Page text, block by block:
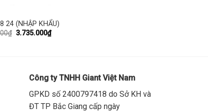
24 (NHẬP KHẨU)
₫ 3.735.000₫
Công ty TNHH Giant Việt Nam
GPKD số 2400797418 do Sở KH và
ĐT TP Bắc Giang cấp ngày